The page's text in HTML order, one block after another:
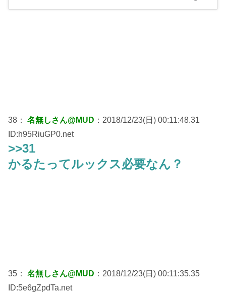
38： 名無しさん@MUD ：2018/12/23(日) 00:11:48.31
ID:h95RiuGP0.net
>>31
かるたってルックス必要なん？
35： 名無しさん@MUD ：2018/12/23(日) 00:11:35.35
ID:5e6gZpdTa.net